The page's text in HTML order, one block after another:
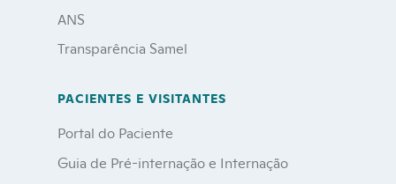
ANS
Transparência Samel
PACIENTES E VISITANTES
Portal do Paciente
Guia de Pré-internação e Internação